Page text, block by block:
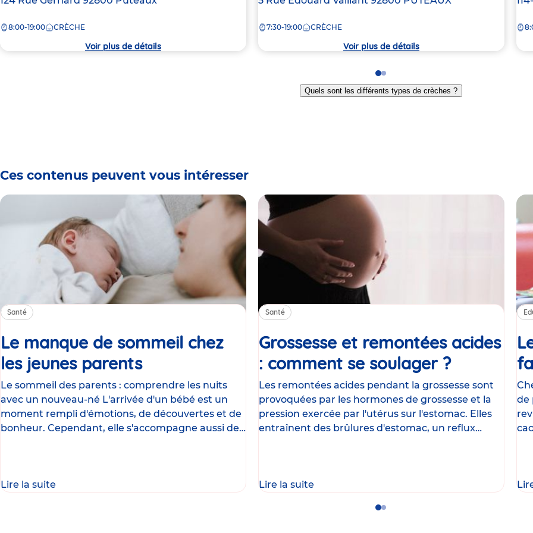
la8:00-19:00 CRÈCHE
Voir plus de détails
la7:30-19:00 CRÈCHE
Voir plus de détails
la
Go
to
slide
Go
to
slide
Quels sont les différents types de crèches ?
Ces contenus peuvent vous intéresser
Santé
Le manque de sommeil chez
les jeunes parentsArticle
Le sommeil des parents : comprendre les nuits
avec un nouveau-né L'arrivée d'un bébé est un
moment rempli d'émotions, de découvertes et de
bonheur. Cependant, elle s'accompagne aussi de
Lire la suite
Santé
Grossesse et remontées acides
: comment se soulager ?Article
Les remontées acides pendant la grossesse sont
provoquées par les hormones de grossesse et la
pression exercée par l'utérus sur l'estomac. Elles
entraînent des brûlures d'estomac, un reflux
Lire la suite
de
GoGo